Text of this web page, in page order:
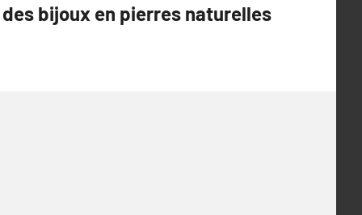
des bijoux en pierres naturelles